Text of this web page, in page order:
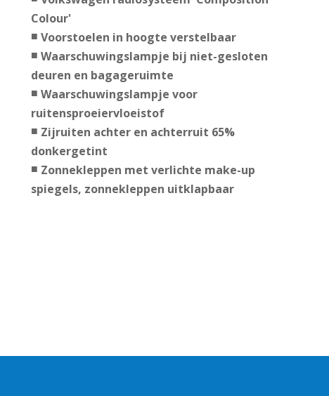
Colour'
Voorstoelen in hoogte verstelbaar
Waarschuwingslampje bij niet-gesloten
deuren en bagageruimte
Waarschuwingslampje voor
ruitensproeiervloeistof
Zijruiten achter en achterruit 65%
donkergetint
Zonnekleppen met verlichte make-up
spiegels, zonnekleppen uitklapbaar